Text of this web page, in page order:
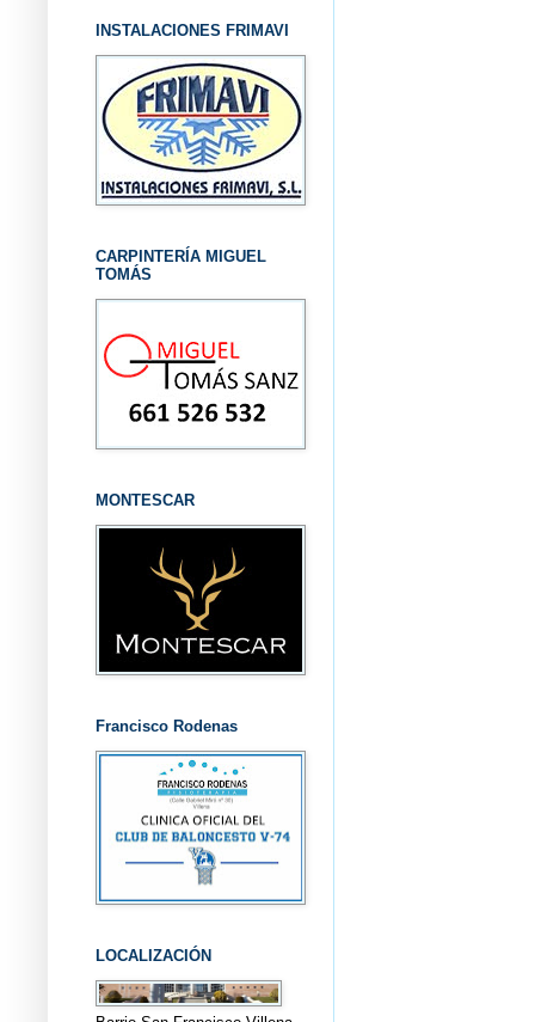
INSTALACIONES FRIMAVI
CARPINTERÍA MIGUEL
TOMÁS
MONTESCAR
Francisco Rodenas
LOCALIZACIÓN